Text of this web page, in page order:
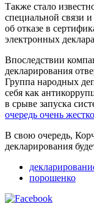
Также стало
специальной
об отказе в
электронных
Впоследствии
декларирования
Группа народных
себя как
в срыве запуска
очередь очень
В свою очередь,
декларирования
порошенко